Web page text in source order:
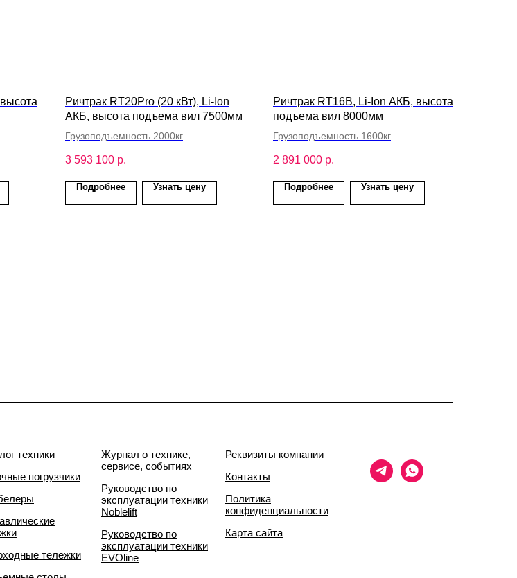
Ричтрак RT20Pro (20 кВт), Li-Ion
АКБ, высота подъема вил 7500мм
Грузоподъемность 2000кг
3 593 100 р.
Подробнее Узнать цену
Ричтрак RT16B, Li-Ion АКБ, высота
подъема вил 8000мм
Грузоподъемность 1600кг
2 891 000 р.
Подробнее Узнать цену
техники
погрузчики
тележки
Журнал о технике,
сервисе, событиях
Руководство по
эксплуатации техники
Noblelift
Руководство по
эксплуатации техники
EVOline
Реквизиты компании
Контакты
Политика
конфиденциальности
Карта сайта